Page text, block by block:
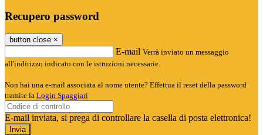
Recupero password
button close ×
E-mail Verrà inviato un messaggio
all'indirizzo indicato con le istruzioni necessarie.
Non hai una e-mail associata al nome utente? Effettua il reset della password
tramite la Login Spaggiari
E-mail inviata, si prega di controllare la casella di posta elettronica!